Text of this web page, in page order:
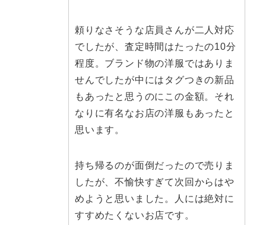
頼りなさそうな店員さんが二人対応
でしたが、査定時間はたったの10分
程度。ブランド物の洋服ではありま
せんでしたが中にはタグつきの新品
もあったと思うのにこの金額。それ
なりに有名なお店の洋服もあったと
思います。
持ち帰るのが面倒だったので売りま
したが、不愉快すぎて次回からはや
めようと思いました。人には絶対に
すすめたくないお店です。